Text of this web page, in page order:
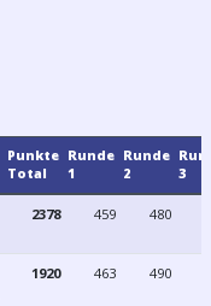
Punkte
Total
Runde
1
Runde
2
3
2378 459 480
1920 463 490